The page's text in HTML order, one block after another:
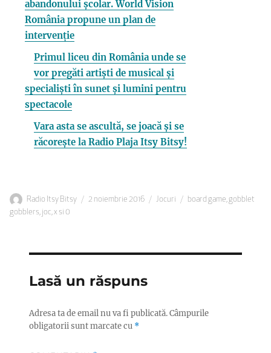
abandonului școlar. World Vision
România propune un plan de
intervenție
Primul liceu din România unde se
vor pregăti artiști de musical și
specialiști în sunet și lumini pentru
spectacole
Vara asta se ascultă, se joacă și se
răcorește la Radio Plaja Itsy Bitsy!
Autor
Radio Itsy Bitsy
Publicat
2 noiembrie 2016 Categorii
Jocuri Etichete
board game,gobblet
gobblers, joc,x si 0
Lasă un răspuns
Adresa ta de email nu va fi publicată.Câmpurile
obligatorii sunt marcate cu *